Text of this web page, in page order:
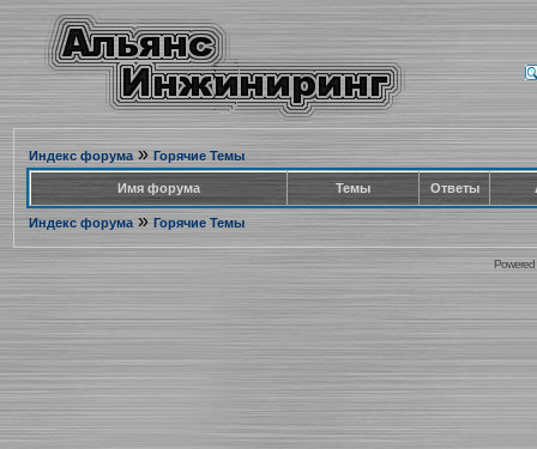
Индекс форума» Горячие Темы
Имя форума Темы Ответы
Индекс форума» Горячие Темы